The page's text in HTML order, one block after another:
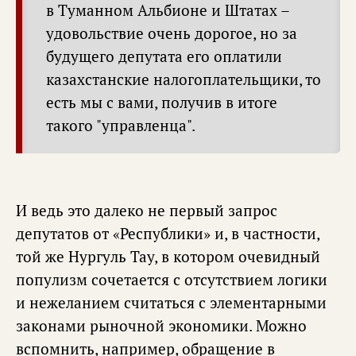
в Туманном Альбионе и Штатах –
удовольствие очень дорогое, но за
будущего депутата его оплатили
казахстанские налогоплательщики, то
есть мы с вами, получив в итоге
такого "управленца".
И ведь это далеко не первый запрос
депутатов от «Республики» и, в частности,
той же Нургуль Тау, в котором очевидный
популизм сочетается с отсутствием логики
и нежеланием считаться с элементарными
законами рыночной экономики. Можно
вспомнить, например, обращение в